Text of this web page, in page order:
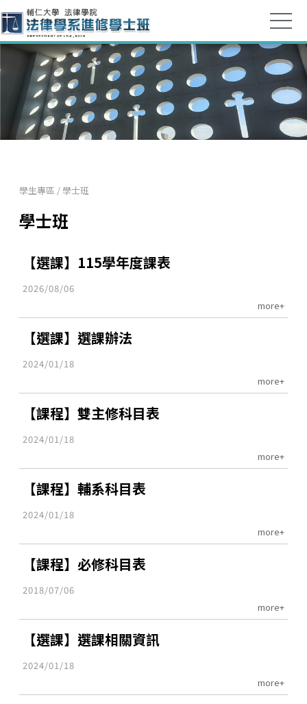
學生專區 /學士班
學士班
【選課】115學年度課表
2026/08/06
more+
【選課】選課辦法
2024/01/18
more+
【課程】雙主修科目表
2024/01/18
more+
【課程】輔系科目表
2024/01/18
more+
【課程】必修科目表
2018/07/06
more+
【選課】選課相關資訊
2024/01/18
more+